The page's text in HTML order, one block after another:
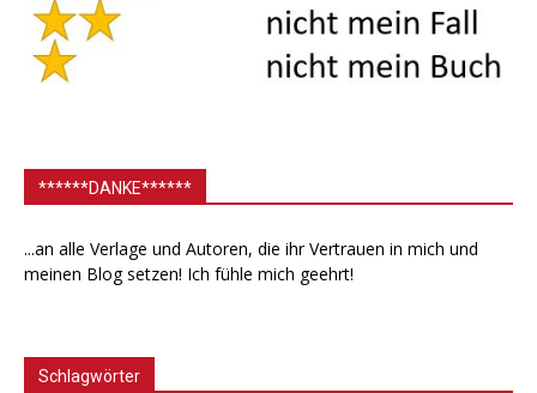
******DANKE******
...an alle Verlage und Autoren, die ihr Vertrauen in mich und
meinen Blog setzen! Ich fühle mich geehrt!
Schlagwörter